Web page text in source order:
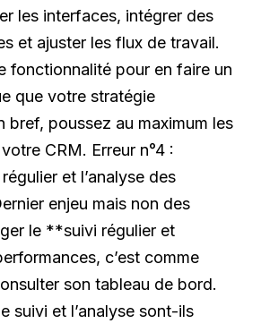
les interfaces, intégrer des
et ajuster les flux de travail.
fonctionnalité pour en faire un
que votre stratégie
bref, poussez au maximum les
CRM. Erreur n°4 :
et l’analyse des
enjeu mais non des
le **suivi régulier et
c’est comme
son tableau de bord.
suivi et l’analyse sont-ils